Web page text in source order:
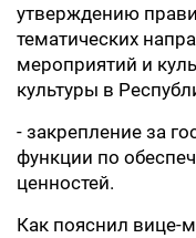
утверждению
тематических
мероприятий и
культуры в
- закрепление за
функции по
ценностей.
Как пояснил вице-